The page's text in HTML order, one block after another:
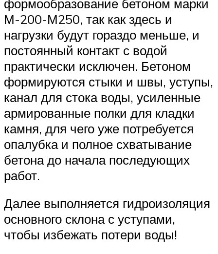
формообразование бетоном марки
М-200-М250, так как здесь и
нагрузки будут гораздо меньше, и
постоянный контакт с водой
практически исключен. Бетоном
формируются стыки и швы, уступы,
канал для стока воды, усиленные
армированные полки для кладки
камня, для чего уже потребуется
опалубка и полное схватывание
бетона до начала последующих
работ.
Далее выполняется гидроизоляция
основного склона с уступами,
чтобы избежать потери воды!